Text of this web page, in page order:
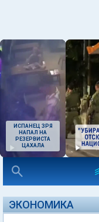
ИСПАНЕЦ ЗРЯ
НАПАЛ НА
РЕЗЕРВИСТА
ЦАХАЛА
ЭКОНОМИКА